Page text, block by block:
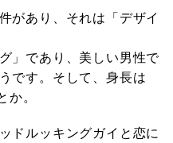
があり、それは「デザイ
」であり、美しい男性で
です。そして、身長は
か。
ドルッキングガイと恋に